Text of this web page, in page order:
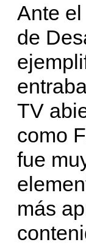
Ante
de
TV
como
fue
más